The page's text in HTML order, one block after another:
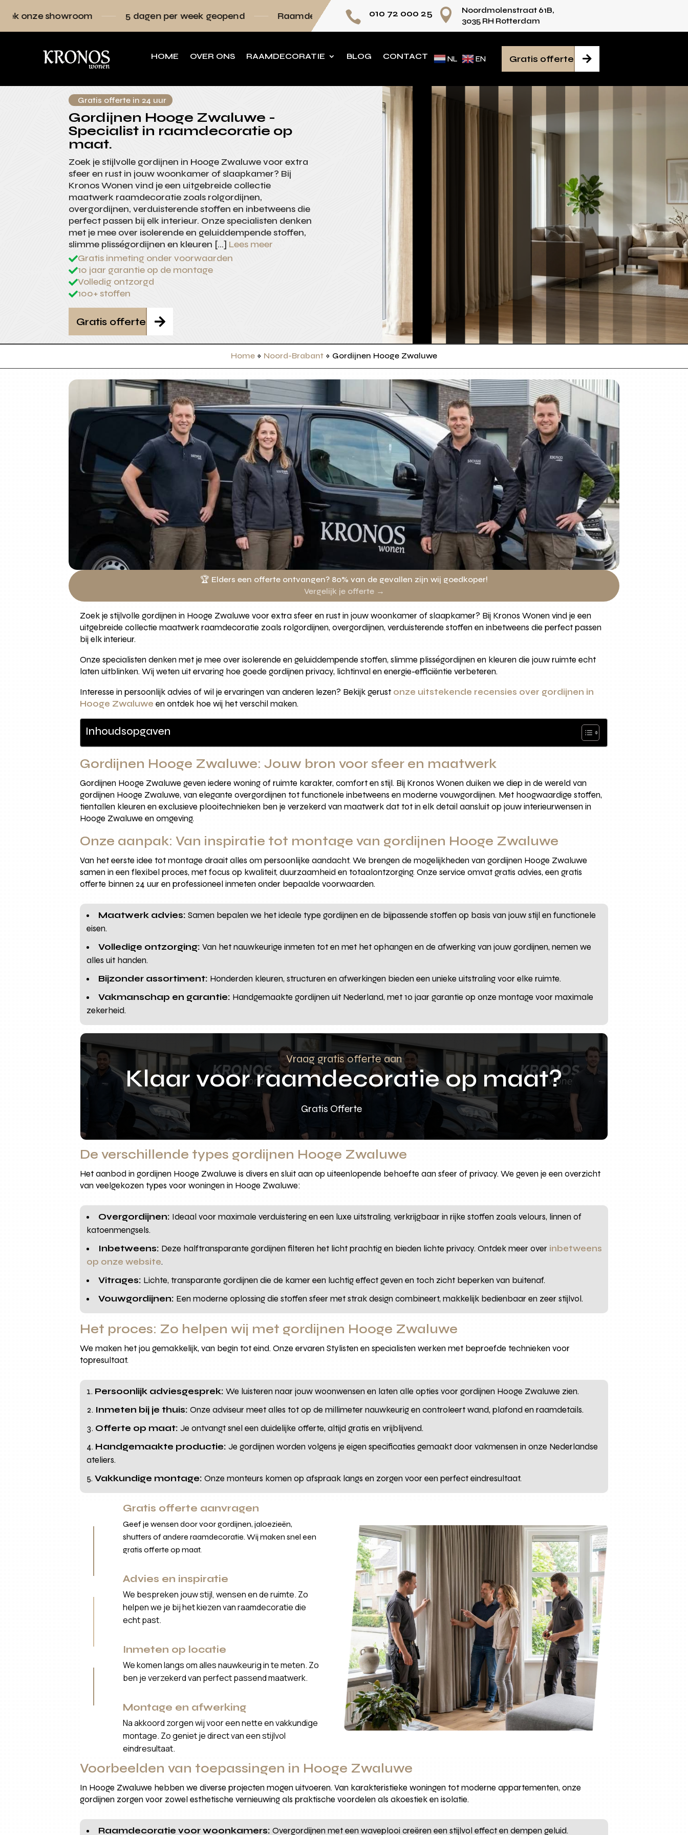
5 dagen per week geopend Raamdecoratie volledig op maat Persoonlijk advies voor iedere ruimte
 010 72 000 25 
Noordmolenstraat 61B,
3035 RH Rotterdam
HOME OVER ONS RAAMDECORATIE BLOG CONTACT NL EN 
Gratis offerte
Gratis offerte in 24 uur
Gordijnen Hooge Zwaluwe -
Specialist in raamdecoratie op
maat.
Zoek je stijlvolle gordijnen in Hooge Zwaluwe voor extra
sfeer en rust in jouw woonkamer of slaapkamer? Bij
Kronos Wonen vind je een uitgebreide collectie
maatwerk raamdecoratie zoals rolgordijnen,
overgordijnen, verduisterende stoffen en inbetweens die
perfect passen bij elk interieur. Onze specialisten denken
met je mee over isolerende en geluiddempende stoffen,
slimme plisségordijnen en kleuren […] Lees meer
Gratis inmeting onder voorwaarden
10 jaar garantie op de montage
Volledig ontzorgd
100+ stoffen

Gratis offerte
Home» Noord-Brabant» Gordijnen Hooge Zwaluwe
🏆 Elders een offerte ontvangen? 80% van de gevallen zijn wij goedkoper!
Vergelijk je offerte →
Zoek je stijlvolle gordijnen in Hooge Zwaluwe voor extra sfeer en rust in jouw woonkamer of slaapkamer? Bij Kronos Wonen vind je een
uitgebreide collectie maatwerk raamdecoratie zoals rolgordijnen, overgordijnen, verduisterende stoffen en inbetweens die perfect passen
bij elk interieur.
Onze specialisten denken met je mee over isolerende en geluiddempende stoffen, slimme plisségordijnen en kleuren die jouw ruimte echt
laten uitblinken. Wij weten uit ervaring hoe goede gordijnen privacy, lichtinval en energie-efficiëntie verbeteren.
Interesse in persoonlijk advies of wil je ervaringen van anderen lezen? Bekijk gerust onze uitstekende recensies over gordijnen in
Hooge Zwaluwe en ontdek hoe wij het verschil maken.
Inhoudsopgaven
Gordijnen Hooge Zwaluwe: Jouw bron voor sfeer en maatwerk
Gordijnen Hooge Zwaluwe geven iedere woning of ruimte karakter, comfort en stijl. Bij Kronos Wonen duiken we diep in de wereld van
gordijnen Hooge Zwaluwe, van elegante overgordijnen tot functionele inbetweens en moderne vouwgordijnen. Met hoogwaardige stoffen,
tientallen kleuren en exclusieve plooitechnieken ben je verzekerd van maatwerk dat tot in elk detail aansluit op jouw interieurwensen in
Hooge Zwaluwe en omgeving.
Onze aanpak: Van inspiratie tot montage van gordijnen Hooge Zwaluwe
Van het eerste idee tot montage draait alles om persoonlijke aandacht. We brengen de mogelijkheden van gordijnen Hooge Zwaluwe
samen in een flexibel proces, met focus op kwaliteit, duurzaamheid en totaalontzorging. Onze service omvat gratis advies, een gratis
offerte binnen 24 uur en professioneel inmeten onder bepaalde voorwaarden.
Maatwerk advies: Samen bepalen we het ideale type gordijnen en de bijpassende stoffen op basis van jouw stijl en functionele
eisen.
Volledige ontzorging: Van het nauwkeurige inmeten tot en met het ophangen en de afwerking van jouw gordijnen, nemen we
alles uit handen.
Bijzonder assortiment: Honderden kleuren, structuren en afwerkingen bieden een unieke uitstraling voor elke ruimte.
Vakmanschap en garantie: Handgemaakte gordijnen uit Nederland, met 10 jaar garantie op onze montage voor maximale
zekerheid.
Vraag gratis offerte aan
Klaar voor raamdecoratie op maat?
Gratis Offerte
De verschillende types gordijnen Hooge Zwaluwe
Het aanbod in gordijnen Hooge Zwaluwe is divers en sluit aan op uiteenlopende behoefte aan sfeer of privacy. We geven je een overzicht
van veelgekozen types voor woningen in Hooge Zwaluwe:
Overgordijnen: Ideaal voor maximale verduistering en een luxe uitstraling, verkrijgbaar in rijke stoffen zoals velours, linnen of
katoenmengsels.
Inbetweens: Deze halftransparante gordijnen filteren het licht prachtig en bieden lichte privacy. Ontdek meer over inbetweens
op onze website.
Vitrages: Lichte, transparante gordijnen die de kamer een luchtig effect geven en toch zicht beperken van buitenaf.
Vouwgordijnen: Een moderne oplossing die stoffen sfeer met strak design combineert, makkelijk bedienbaar en zeer stijlvol.
Het proces: Zo helpen wij met gordijnen Hooge Zwaluwe
We maken het jou gemakkelijk, van begin tot eind. Onze ervaren Stylisten en specialisten werken met beproefde technieken voor
topresultaat.
Persoonlijk adviesgesprek: We luisteren naar jouw woonwensen en laten alle opties voor gordijnen Hooge Zwaluwe zien.
Inmeten bij je thuis: Onze adviseur meet alles tot op de millimeter nauwkeurig en controleert wand, plafond en raamdetails.
Offerte op maat: Je ontvangt snel een duidelijke offerte, altijd gratis en vrijblijvend.
Handgemaakte productie: Je gordijnen worden volgens je eigen specificaties gemaakt door vakmensen in onze Nederlandse
ateliers.
Vakkundige montage: Onze monteurs komen op afspraak langs en zorgen voor een perfect eindresultaat.
Gratis offerte aanvragen
Geef je wensen door voor gordijnen, jaloezieën,
shutters of andere raamdecoratie. Wij maken snel een
gratis offerte op maat.
Advies en inspiratie
We bespreken jouw stijl, wensen en de ruimte. Zo
helpen we je bij het kiezen van raamdecoratie die
echt past.
Inmeten op locatie
We komen langs om alles nauwkeurig in te meten. Zo
ben je verzekerd van perfect passend maatwerk.
Montage en afwerking
Na akkoord zorgen wij voor een nette en vakkundige
montage. Zo geniet je direct van een stijlvol
eindresultaat.
Voorbeelden van toepassingen in Hooge Zwaluwe
In Hooge Zwaluwe hebben we diverse projecten mogen uitvoeren. Van karakteristieke woningen tot moderne appartementen, onze
gordijnen zorgen voor zowel esthetische vernieuwing als praktische voordelen als akoestiek en isolatie.
Raamdecoratie voor woonkamers: Overgordijnen met een waveplooi creëren een stijlvol effect en dempen geluid.